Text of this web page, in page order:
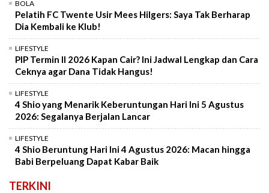
BOLA
Pelatih FC Twente Usir Mees Hilgers: Saya Tak Berharap
Dia Kembali ke Klub!
LIFESTYLE
PIP Termin II 2026 Kapan Cair? Ini Jadwal Lengkap dan Cara
Ceknya agar Dana Tidak Hangus!
LIFESTYLE
4 Shio yang Menarik Keberuntungan Hari Ini 5 Agustus
2026: Segalanya Berjalan Lancar
LIFESTYLE
4 Shio Beruntung Hari Ini 4 Agustus 2026: Macan hingga
Babi Berpeluang Dapat Kabar Baik
TERKINI